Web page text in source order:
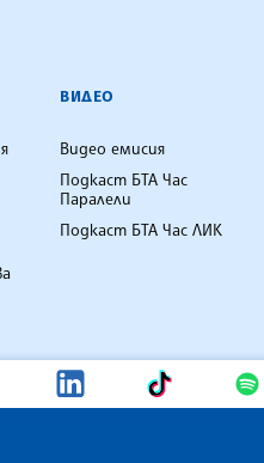
ВИДЕО
Видео емисия
Подкаст БТА Час
Паралели
Подкаст БТА Час ЛИК